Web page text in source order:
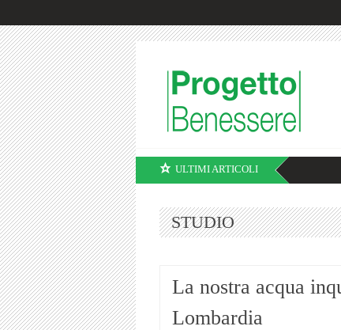
ULTIMI ARTICOLI
STUDIO
La nostra acqua
Lombardia